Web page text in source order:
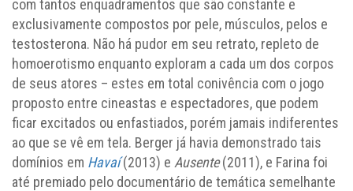
com tantos enquadramentos que são constante e
exclusivamente compostos por pele, músculos, pelos e
testosterona. Não há pudor em seu retrato, repleto de
homoerotismo enquanto exploram a cada um dos corpos
de seus atores – estes em total conivência com o jogo
proposto entre cineastas e espectadores, que podem
ficar excitados ou enfastiados, porém jamais indiferentes
ao que se vê em tela. Berger já havia demonstrado tais
domínios em Havaí(2013) e Ausente(2011), e Farina foi
até premiado pelo documentário de temática semelhante